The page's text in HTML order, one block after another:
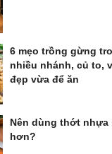
6 mẹo trồng gừng
nhiều nhánh, củ to,
đẹp vừa để ăn
Nên dùng thớt
hơn?